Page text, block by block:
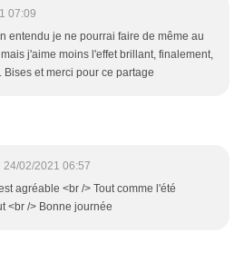
07:09
entendu je ne pourrai faire de même au
j'aime moins l'effet brillant, finalement,
Bises et merci pour ce partage
24/02/2021 06:57
agréable <br /> Tout comme l'été
<br /> Bonne journée